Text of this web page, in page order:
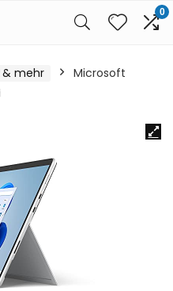
0
& mehr
Microsoft